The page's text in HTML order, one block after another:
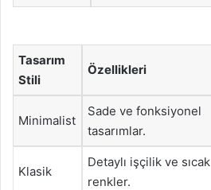
Tasarım
Stili
Özellikleri
Minimalist
Sade ve fonksiyonel
tasarımlar.
Klasik
Detaylı işçilik ve sıcak
renkler.